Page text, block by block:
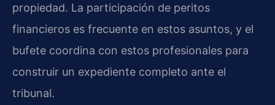
propiedad. La participación de peritos
financieros es frecuente en estos asuntos, y el
bufete coordina con estos profesionales para
construir un expediente completo ante el
tribunal.